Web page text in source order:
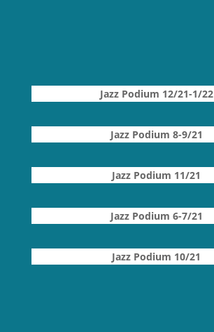
Jazz Podium 12/21-1/22
Jazz Podium 8-9/21
Jazz Podium 11/21
Jazz Podium 6-7/21
Jazz Podium 10/21